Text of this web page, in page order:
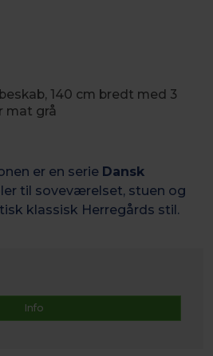
140 cm bredt med 3
mat grå
er en serie Dansk
til soveværelset, stuen og
k lassisk Herregårds stil.
Info